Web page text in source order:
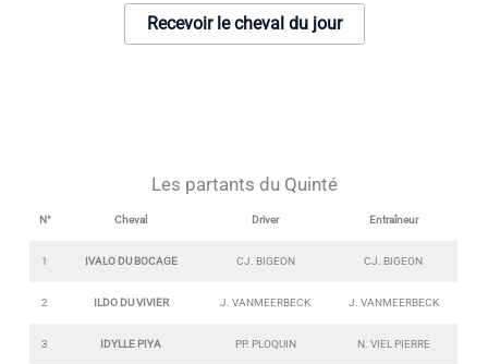
Recevoir le cheval du jour
Les partants du Quinté
N° Cheval Driver Entraîneur
1 IVALO DU BOCAGE CJ. BIGEON CJ. BIGEON
2 ILDO DU VIVIER J. VANMEERBECK J. VANMEERBECK
3 IDYLLE PIYA PP. PLOQUIN N. VIEL PIERRE